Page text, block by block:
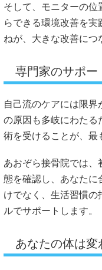
そして、モニターの
らできる環境改善を
ねが、大きな改善につ
専門家のサポー
自己流のケアには限
の原因も多岐にわたる
術を受けることが、最
あおぞら接骨院では、
態を確認し、あなたに
けでなく、生活習慣の
ルでサポートします。
あなたの体は変